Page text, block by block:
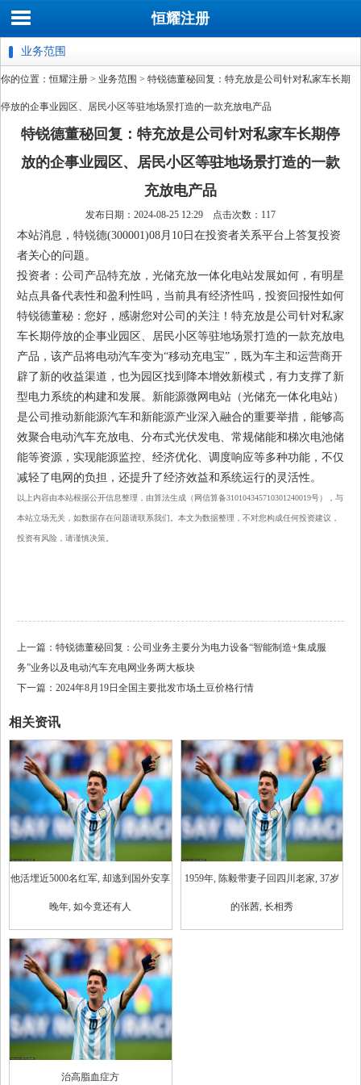
恒耀注册
业务范围
你的位置：恒耀注册 > 业务范围 > 特锐德董秘回复：特充放是公司针对私家车长期
停放的企事业园区、居民小区等驻地场景打造的一款充放电产品
特锐德董秘回复：特充放是公司针对私家车长期停
放的企事业园区、居民小区等驻地场景打造的一款
充放电产品
发布日期：2024-08-25 12:29 点击次数：117
本站消息，特锐德(300001)08月10日在投资者关系平台上答复投资
者关心的问题。
投资者：公司产品特充放，光储充放一体化电站发展如何，有明星
站点具备代表性和盈利性吗，当前具有经济性吗，投资回报性如何
特锐德董秘：您好，感谢您对公司的关注！特充放是公司针对私家
车长期停放的企事业园区、居民小区等驻地场景打造的一款充放电
产品，该产品将电动汽车变为“移动充电宝”，既为车主和运营商开
辟了新的收益渠道，也为园区找到降本增效新模式，有力支撑了新
型电力系统的构建和发展。新能源微网电站（光储充一体化电站）
是公司推动新能源汽车和新能源产业深入融合的重要举措，能够高
效聚合电动汽车充放电、分布式光伏发电、常规储能和梯次电池储
能等资源，实现能源监控、经济优化、调度响应等多种功能，不仅
减轻了电网的负担，还提升了经济效益和系统运行的灵活性。
以上内容由本站根据公开信息整理，由算法生成（网信算备310104345710301240019号），与
本站立场无关，如数据存在问题请联系我们。本文为数据整理，不对您构成任何投资建议，
投资有风险，请谨慎决策。
上一篇： 特锐德董秘回复：公司业务主要分为电力设备“智能制造+集成服
务”业务以及电动汽车充电网业务两大板块
下一篇： 2024年8月19日全国主要批发市场土豆价格行情
相关资讯
他活埋近5000名红军, 却逃到国外安享
晚年, 如今竟还有人
1959年, 陈毅带妻子回四川老家, 37岁
的张茜, 长相秀
治高脂血症方